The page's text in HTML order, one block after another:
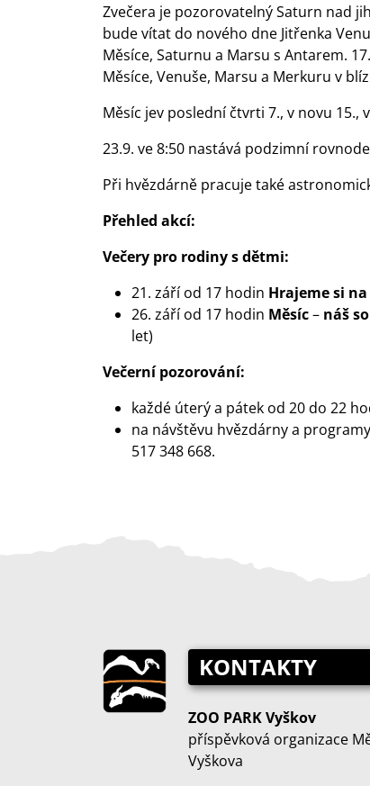
Zvečera je pozorovatelný Saturn nad
bude vítat do nového dne Jitřenka
Měsíce, Saturnu a Marsu s Antarem.
Měsíce, Venuše, Marsu a Merkuru v
Měsíc jev poslední čtvrti 7., v novu 15.,
23.9. ve 8:50 nastává podzimní
Při hvězdárně pracuje také
Přehled akcí:
Večery pro rodiny s dětmi:
21. září od 17 hodin Hrajeme si na
26. září od 17 hodin Měsíc– náš
let)
Večerní pozorování:
každé úterý a pátek od 20 do 22
na návštěvu hvězdárny a
517 348 668.
KONTAKTY
ZOO PARK Vyškov
příspěvková organizace
Vyškova